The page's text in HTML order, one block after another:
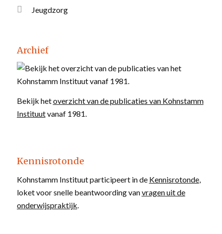
Jeugdzorg
Archief
Bekijk hetoverzicht van de publicaties van Kohnstamm
Instituutvanaf 1981.
Kennisrotonde
Kohnstamm Instituut participeert in de Kennisrotonde,
loket voor snelle beantwoording vanvragen uit de
onderwijspraktijk.